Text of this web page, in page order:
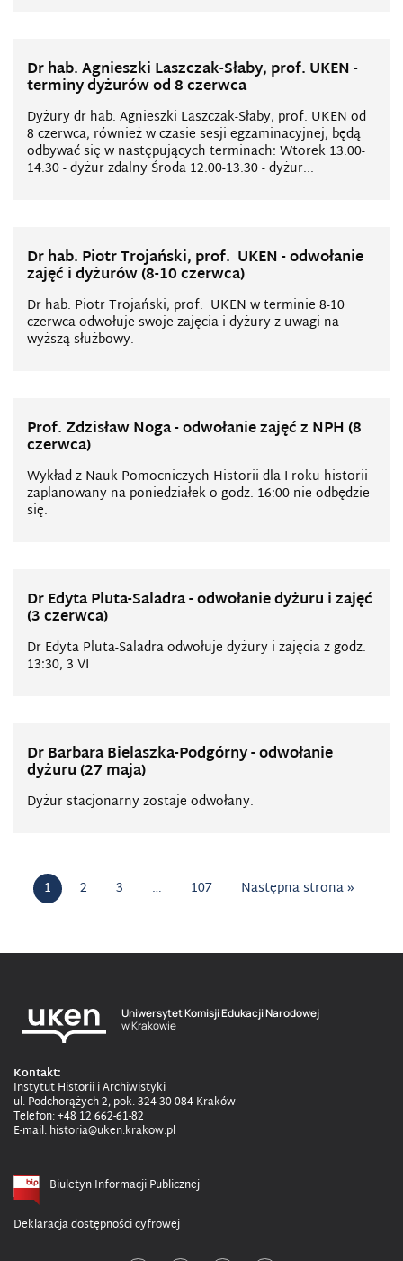
Dr hab. Agnieszki Laszczak-Słaby, prof. UKEN -
terminy dyżurów od 8 czerwca
Dyżury dr hab. Agnieszki Laszczak-Słaby, prof. UKEN od
8 czerwca, również w czasie sesji egzaminacyjnej, będą
odbywać się w następujących terminach: Wtorek 13.00-
14.30 - dyżur zdalny Środa 12.00-13.30 - dyżur...
Dr hab. Piotr Trojański, prof. UKEN - odwołanie
zajęć i dyżurów (8-10 czerwca)
Dr hab. Piotr Trojański, prof. UKEN w terminie 8-10
czerwca odwołuje swoje zajęcia i dyżury z uwagi na
wyższą służbowy.
Prof. Zdzisław Noga - odwołanie zajęć z NPH (8
czerwca)
Wykład z Nauk Pomocniczych Historii dla I roku historii
zaplanowany na poniedziałek o godz. 16:00 nie odbędzie
się.
Dr Edyta Pluta-Saladra - odwołanie dyżuru i zajęć
(3 czerwca)
Dr Edyta Pluta-Saladra odwołuje dyżury i zajęcia z godz.
13:30, 3 VI
Dr Barbara Bielaszka-Podgórny - odwołanie
dyżuru (27 maja)
Dyżur stacjonarny zostaje odwołany.
1 2 3 … 107 Następna strona »
Uniwersytet Komisji Edukacji Narodowej
w Krakowie
Kontakt:
Instytut Historii i Archiwistyki
ul. Podchorążych 2, pok. 324 30-084 Kraków
Telefon: +48 12 662-61-82
E-mail: historia@uken.krakow.pl
Biuletyn Informacji Publicznej
Deklaracja dostępności cyfrowej